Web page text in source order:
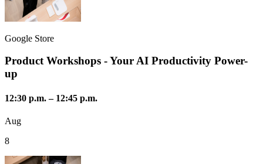
Google Store
Product Workshops - Your AI Productivity Power-
up
12:30 p.m.– 12:45 p.m.
Aug
8